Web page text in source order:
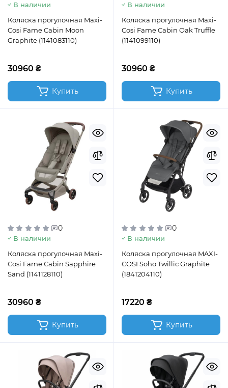
В наличии
Коляска прогулочная Maxi-
Cosi Fame Cabin Moon
Graphite (1141083110)
30960 ₴
Купить
В наличии
Коляска прогулочная Maxi-
Cosi Fame Cabin Oak Truffle
(1141099110)
30960 ₴
Купить
0
В наличии
Коляска прогулочная Maxi-
Cosi Fame Cabin Sapphire
Sand (1141128110)
30960 ₴
Купить
0
В наличии
Коляска прогулочная MAXI-
COSI Soho Twillic Graphite
(1841204110)
17220 ₴
Купить